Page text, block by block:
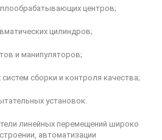
центров;
цилиндров;
и манипуляторов;
сборки и контроля качества;
установок.
линейных перемещений широко
автоматизации